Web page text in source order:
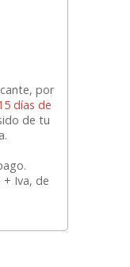
por
días de
de tu
Iva, de